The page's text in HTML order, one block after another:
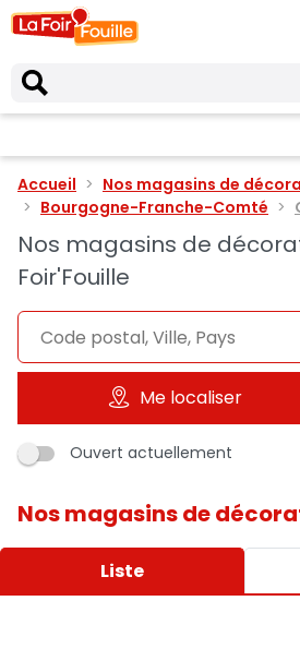
Accueil
Nos magasins de
Bourgogne-Franche-Comté
Nos magasins de
Foir'Fouille
Me localiser
Ouvert actuellement
Nos magasins de
Liste